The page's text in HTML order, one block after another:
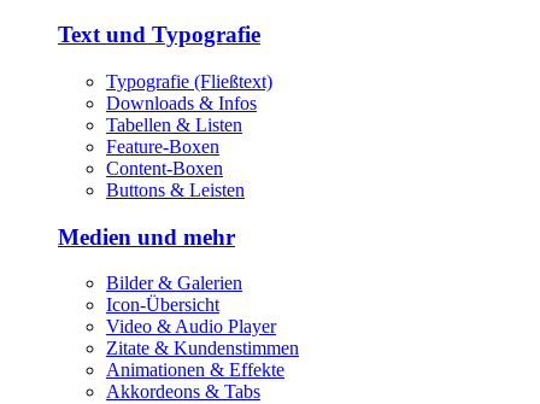
Text und Typografie
Typografie (Fließtext)
Downloads & Infos
Tabellen & Listen
Feature-Boxen
Content-Boxen
Buttons & Leisten
Medien und mehr
Bilder & Galerien
Icon-Übersicht
Video & Audio Player
Zitate & Kundenstimmen
Animationen & Effekte
Akkordeons & Tabs